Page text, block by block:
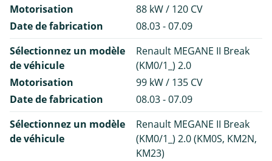
Motorisation
88 kW / 120 CV
Date de fabrication
08.03 - 07.09
Sélectionnez un modèle
de véhicule
Renault MEGANE II Break
(KM0/1_) 2.0
Motorisation
99 kW / 135 CV
Date de fabrication
08.03 - 07.09
Sélectionnez un modèle
de véhicule
Renault MEGANE II Break
(KM0/1_) 2.0 (KM0S, KM2N,
KM23)